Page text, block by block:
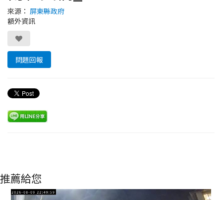
來源： 屏東縣政府
額外資訊
問題回報
推薦給您